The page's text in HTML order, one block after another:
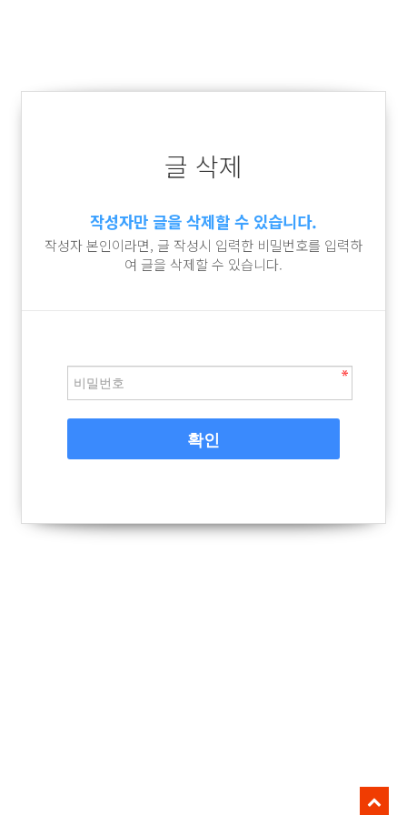
글 삭제
작성자만 글을 삭제할 수 있습니다.
작성자 본인이라면, 글 작성시 입력한 비밀번호를 입력하
여 글을 삭제할 수 있습니다.